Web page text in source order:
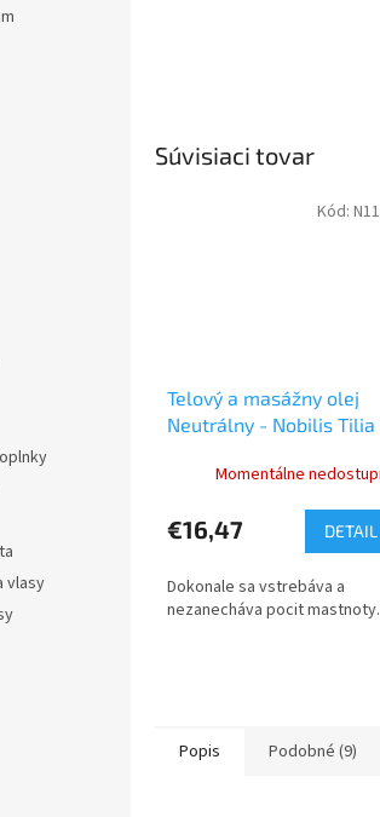
vlasy
Súvisiaci tovar
Telový a masážny olej
Neutrálny - Nobilis Tilia
Momentálne
€16,47 DETAIL
Dokonale sa vstrebáva a
nezanecháva pocit mastnoty.
Kód:
Popis Podobné (9)